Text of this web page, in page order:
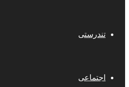
تندرستی
اجتماعی